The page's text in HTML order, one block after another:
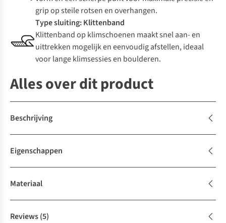
grip op steile rotsen en overhangen.
Type sluiting: Klittenband
Klittenband op klimschoenen maakt snel aan- en
uittrekken mogelijk en eenvoudig afstellen, ideaal
voor lange klimsessies en boulderen.
Alles over dit product
Beschrijving
Eigenschappen
Materiaal
Reviews(5)